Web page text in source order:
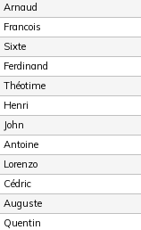
Arnaud
Francois
Sixte
Ferdinand
Théotime
Henri
John
Antoine
Lorenzo
Cédric
Auguste
Quentin